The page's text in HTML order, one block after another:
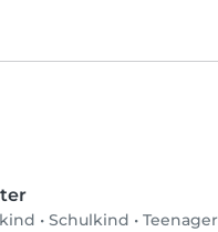
• Schulkind • Teenager